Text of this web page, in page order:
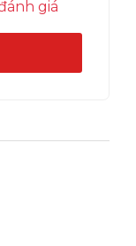
sản phẩm
tươi, vị sữa
…).
giá